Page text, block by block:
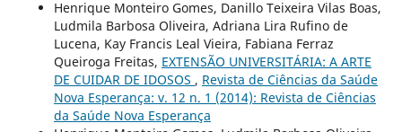
Henrique Monteiro Gomes, Danillo Teixeira Vilas Boas,
Ludmila Barbosa Oliveira, Adriana Lira Rufino de
Lucena, Kay Francis Leal Vieira, Fabiana Ferraz
Queiroga Freitas, EXTENSÃO UNIVERSITÁRIA: A ARTE
DE CUIDAR DE IDOSOS , Revista de Ciências da Saúde
Nova Esperança: v. 12 n. 1 (2014): Revista de Ciências
da Saúde Nova Esperança